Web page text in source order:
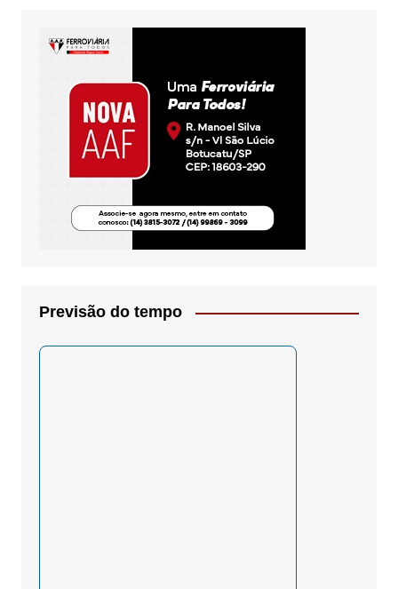
Previsão do tempo